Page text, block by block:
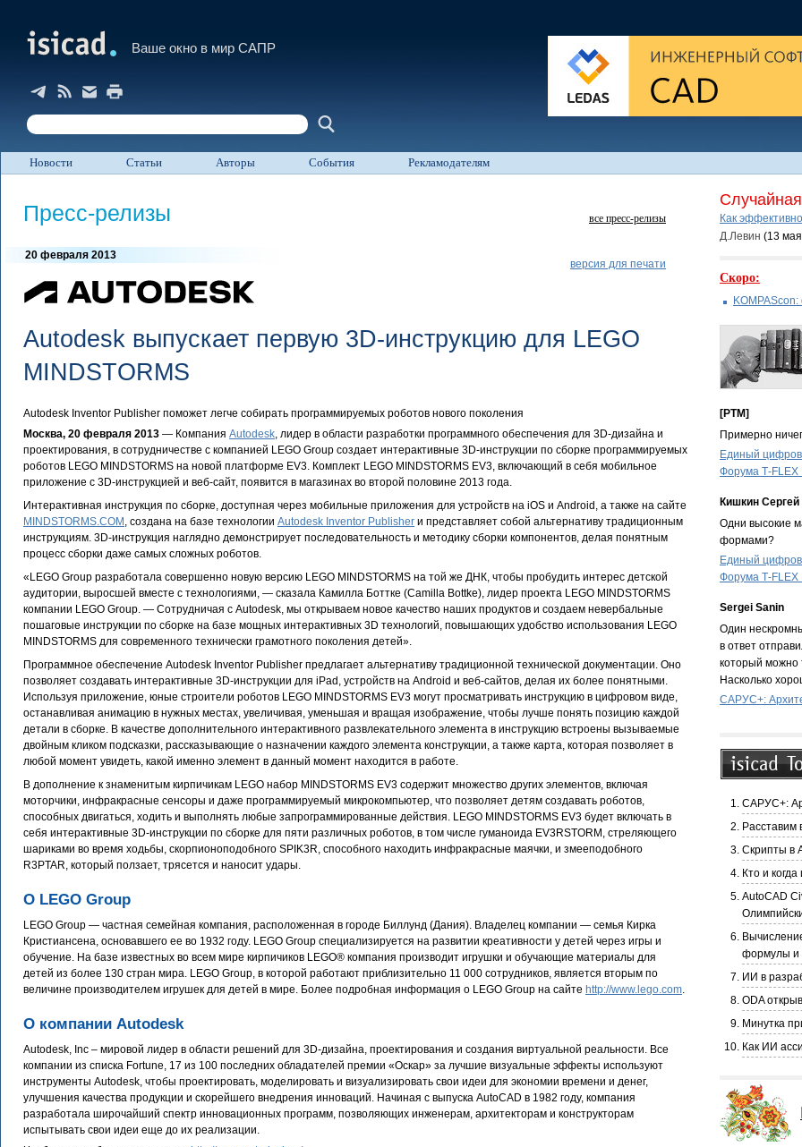
Ваше окно в мир САПР
Новости Статьи Авторы События Рекламодателям
все пресс-релизы
Пресс-релизы
версия для печати
20 февраля 2013
Autodesk выпускает первую 3D-инструкцию для LEGO
MINDSTORMS
Autodesk Inventor Publisher поможет легче собирать программируемых роботов нового поколения
Москва, 20 февраля 2013 — Компания Autodesk, лидер в области разработки программного обеспечения для 3D-дизайна и
проектирования, в сотрудничестве с компанией LEGO Group создает интерактивные 3D-инструкции по сборке программируемых
роботов LEGO MINDSTORMS на новой платформе EV3. Комплект LEGO MINDSTORMS EV3, включающий в себя мобильное
приложение с 3D-инструкцией и веб-сайт, появится в магазинах во второй половине 2013 года.
Интерактивная инструкция по сборке, доступная через мобильные приложения для устройств на iOS и Android, а также на сайте
MINDSTORMS.COM , создана на базе технологии Autodesk Inventor Publisher и представляет собой альтернативу традиционным
инструкциям. 3D-инструкция наглядно демонстрирует последовательность и методику сборки компонентов, делая понятным
процесс сборки даже самых сложных роботов.
«LEGO Group разработала совершенно новую версию LEGO MINDSTORMS на той же ДНК, чтобы пробудить интерес детской
аудитории, выросшей вместе с технологиями, — сказала Камилла Боттке (Camilla Bottke), лидер проекта LEGO MINDSTORMS
компании LEGO Group. — Сотрудничая с Autodesk, мы открываем новое качество наших продуктов и создаем невербальные
пошаговые инструкции по сборке на базе мощных интерактивных 3D технологий, повышающих удобство использования LEGO
MINDSTORMS для современного технически грамотного поколения детей».
Программное обеспечение Autodesk Inventor Publisher предлагает альтернативу традиционной технической документации. Оно
позволяет создавать интерактивные 3D-инструкции для iPad, устройств на Android и веб-сайтов, делая их более понятными.
Используя приложение, юные строители роботов LEGO MINDSTORMS EV3 могут просматривать инструкцию в цифровом виде,
останавливая анимацию в нужных местах, увеличивая, уменьшая и вращая изображение, чтобы лучше понять позицию каждой
детали в сборке. В качестве дополнительного интерактивного развлекательного элемента в инструкцию встроены вызываемые
двойным кликом подсказки, рассказывающие о назначении каждого элемента конструкции, а также карта, которая позволяет в
любой момент увидеть, какой именно элемент в данный момент находится в работе.
В дополнение к знаменитым кирпичикам LEGO набор MINDSTORMS EV3 содержит множество других элементов, включая
моторчики, инфракрасные сенсоры и даже программируемый микрокомпьютер, что позволяет детям создавать роботов,
способных двигаться, ходить и выполнять любые запрограммированные действия. LEGO MINDSTORMS EV3 будет включать в
себя интерактивные 3D-инструкции по сборке для пяти различных роботов, в том числе гуманоида EV3RSTORM, стреляющего
шариками во время ходьбы, скорпионоподобного SPIK3R, способного находить инфракрасные маячки, и змееподобного
R3PTAR, который ползает, трясется и наносит удары.
О LEGO Group
LEGO Group — частная семейная компания, расположенная в городе Биллунд (Дания). Владелец компании — семья Кирка
Кристиансена, основавшего ее во 1932 году. LEGO Group специализируется на развитии креативности у детей через игры и
обучение. На базе известных во всем мире кирпичиков LEGO® компания производит игрушки и обучающие материалы для
детей из более 130 стран мира. LEGO Group, в которой работают приблизительно 11 000 сотрудников, является вторым по
величине производителем игрушек для детей в мире. Более подробная информация о LEGO Group на сайте http://www.lego.com.
О компании Autodesk
Autodesk, Inc – мировой лидер в области решений для 3D-дизайна, проектирования и создания виртуальной реальности. Все
компании из списка Fortune, 17 из 100 последних обладателей премии «Оскар» за лучшие визуальные эффекты используют
инструменты Autodesk, чтобы проектировать, моделировать и визуализировать свои идеи для экономии времени и денег,
улучшения качества продукции и скорейшего внедрения инноваций. Начиная с выпуска AutoCAD в 1982 году, компания
разработала широчайший спектр инновационных программ, позволяющих инженерам, архитекторам и конструкторам
испытывать свои идеи еще до их реализации.
Как
Д.Левин (13
Скоро:
[PTM]
Примерно
Единый
Форума
Кишкин Сергей
Одни высокие
формами?
Единый
Форума
Sergei Sanin
Один
в ответ
который можно
Насколько
САРУС+:
САРУС+:
Расставим
Скрипты в
Кто и
AutoCAD
формулы и
ИИ в
ODA
Минутка
Как ИИ